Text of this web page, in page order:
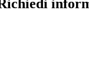
Richiedi